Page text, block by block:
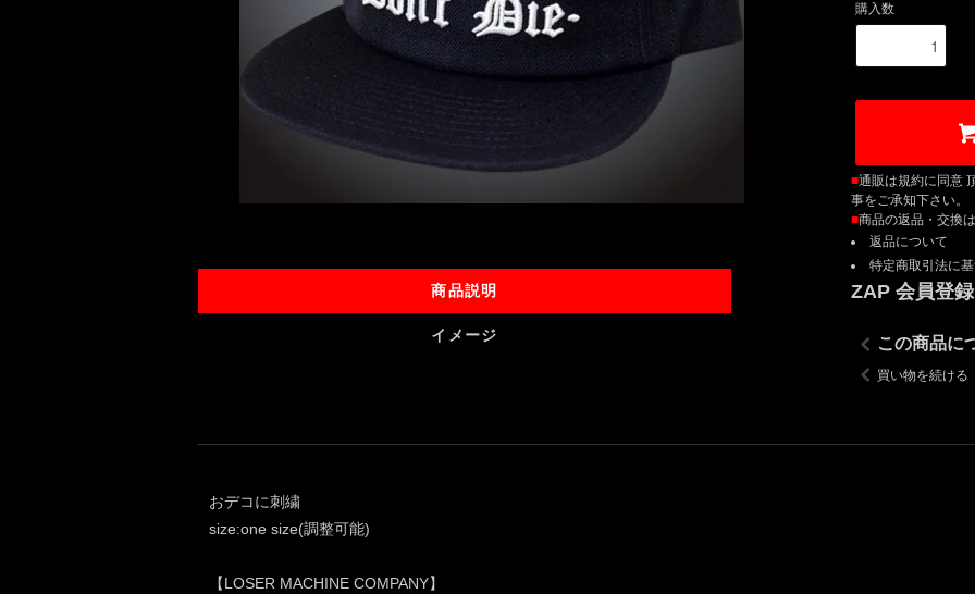
購入数
■通販は規約に同意
事をご承知下さい。
■商品の返品・交換
返品について
特定商取引法に
ZAP 会員登
この商品に
買い物を続ける
商品説明
イメージ
おデコに刺繍
size:one size(調整可能)
【LOSER MACHINE COMPANY】